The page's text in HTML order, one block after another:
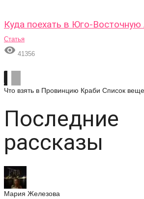
Куда поехать в Юго-
Статья
 41356
Что взять в Провинцию Краби Список
Последние
рассказы
Мария Железова